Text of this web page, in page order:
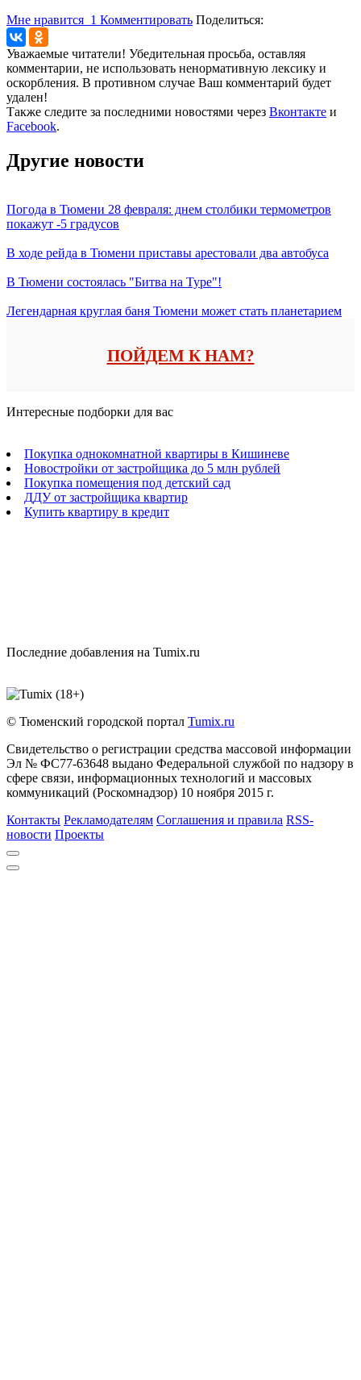
Мне нравится 1 Комментировать Поделиться:
Уважаемые читатели! Убедительная просьба, оставляя
комментарии, не использовать ненормативную лексику и
оскорбления. В противном случае Ваш комментарий будет
удален!
Также следите за последними новостями через Вконтакте и
Facebook.
Другие новости
Погода в Тюмени 28 февраля: днем столбики термометров
покажут -5 градусов
В ходе рейда в Тюмени приставы арестовали два автобуса
В Тюмени состоялась "Битва на Туре"!
Легендарная круглая баня Тюмени может стать планетарием
ПОЙДЕМ К НАМ?
Интересные подборки для вас
Покупка однокомнатной квартиры в Кишиневе
Новостройки от застройщика до 5 млн рублей
Покупка помещения под детский сад
ДДУ от застройщика квартир
Купить квартиру в кредит
Последние добавления на Tumix.ru
© Тюменский городской портал Tumix.ru
Свидетельство о регистрации средства массовой информации
Эл № ФС77-63648 выдано Федеральной службой по надзору в
сфере связи, информационных технологий и массовых
коммуникаций (Роскомнадзор) 10 ноября 2015 г.
Контакты Рекламодателям Соглашения и правила RSS-
новости Проекты